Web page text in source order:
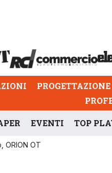
PROGETTAZIONE
EVENTI TOP
ORION OT